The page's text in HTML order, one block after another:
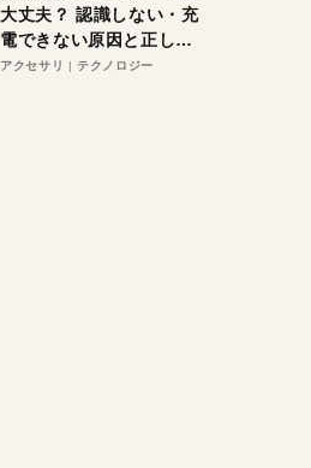
大丈夫？ 認識しない・充
電できない原因と正しい
対策
アクセサリ テクノロジー